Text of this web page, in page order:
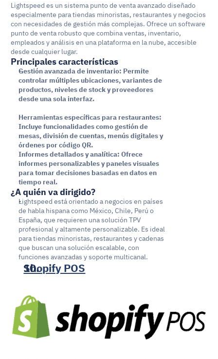
Lightspeed es un sistema punto de venta avanzado diseñado
especialmente para tiendas minoristas, restaurantes y negocios
con necesidades de gestión más complejas. Ofrece un software
punto de venta robusto que combina ventas, inventario,
empleados y análisis en una plataforma en la nube, accesible
desde cualquier lugar.
Principales características
Gestión avanzada de inventario: Permite
controlar múltiples ubicaciones, variantes de
productos, niveles de stock y proveedores
desde una sola interfaz.
Herramientas específicas para restaurantes:
Incluye funcionalidades como gestión de
mesas, división de cuentas, menús digitales y
órdenes por código QR.
Informes detallados y analítica: Ofrece
informes personalizables y paneles visuales
para tomar decisiones basadas en datos en
tiempo real.
¿A quién va dirigido?
Lightspeed está orientado a negocios en países
de habla hispana como México, Chile, Perú o
España, que requieren una solución TPV
profesional y altamente personalizable. Es ideal
para tiendas minoristas, restaurantes y cadenas
que buscan una solución escalable, con
funciones avanzadas y soporte multicanal.
Shopify POS